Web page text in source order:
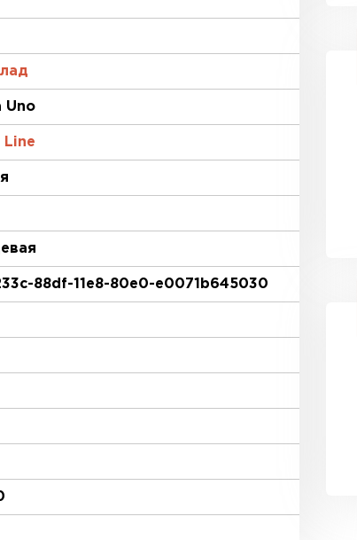
Uno
Line
88df-11e8-80e0-e0071b645030